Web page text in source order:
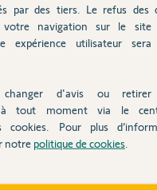
il y a environ un mois
par des tiers. Le refus des
votre navigation sur le site
expérience utilisateur
changer d'avis ou
à tout moment via le
cookies. Pour plus
notre politique de cookies